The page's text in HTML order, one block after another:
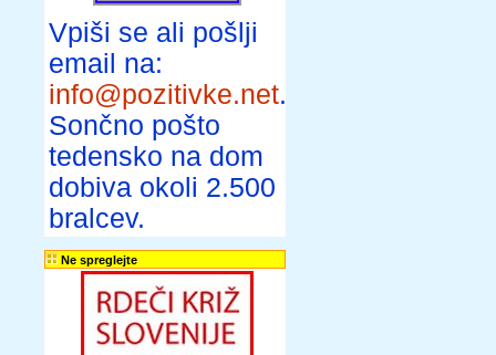
Vpiši se ali pošlji
email na:
info@pozitivke.net.
Sončno pošto
tedensko na dom
dobiva okoli 2.500
bralcev.
Ne spreglejte